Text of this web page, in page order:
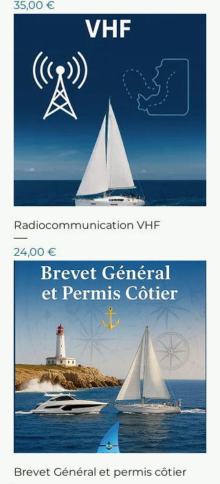
Prix
35,00 €
Radiocommunication VHF
Prix
24,00 €
Brevet Général et permis côtier